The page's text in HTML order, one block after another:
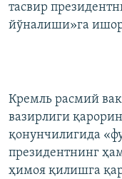
тасвир
йўналиши»га
Кремль расмий
вазирлиги
қонунчилигида
президентнинг
ҳимоя қилишга